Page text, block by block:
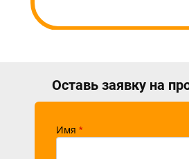
Оставь заявку на
Имя *